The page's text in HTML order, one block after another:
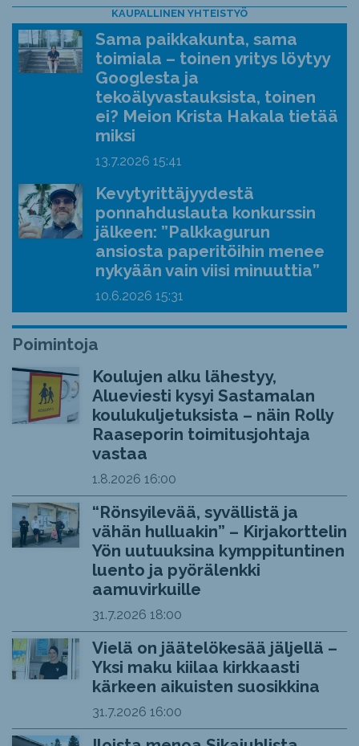
KAUPALLINEN YHTEISTYÖ
Sama paikkakunta, sama
toimiala – toinen yritys löytyy
Googlesta ja
tekoälyvastauksista, toinen
ei? Meion Krista Hakala tietää
miksi
13.7.2026 15:41
Kevytyrittäjyydestä
ponnahduslauta konkurssin
jälkeen: ”Palkkagurun
ansiosta paperitöihin menee
nykyään vain viisi minuuttia”
10.6.2026 15:31
Poimintoja
Koulujen alku lähestyy,
Alueviesti kysyi Sastamalan
koulukuljetuksista – näin Rolly
Raaseporin toimitusjohtaja
vastaa
1.8.2026 16:00
“Rönsyilevää, syvällistä ja
vähän hulluakin” – Kirjakorttelin
Yön uutuuksina kymppituntinen
luento ja pyörälenkki
aamuvirkuille
31.7.2026 18:00
Vielä on jäätelökesää jäljellä –
Yksi maku kiilaa kirkkaasti
kärkeen aikuisten suosikkina
31.7.2026 16:00